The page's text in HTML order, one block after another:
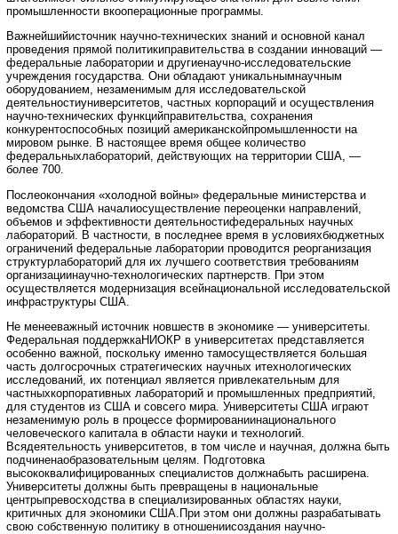
промышленности вкооперационные программы.
Важнейшийисточник научно-технических знаний и основной канал
проведения прямой политикиправительства в создании инноваций —
федеральные лаборатории и другиенаучно-исследовательские
учреждения государства. Они обладают уникальнымнаучным
оборудованием, незаменимым для исследовательской
деятельностиуниверситетов, частных корпораций и осуществления
научно-технических функцийправительства, сохранения
конкурентоспособных позиций американскойпромышленности на
мировом рынке. В настоящее время общее количество
федеральныхлабораторий, действующих на территории США, —
более 700.
Послеокончания «холодной войны» федеральные министерства и
ведомства США началиосуществление переоценки направлений,
объемов и эффективности деятельностифедеральных научных
лабораторий. В частности, в последнее время в условияхбюджетных
ограничений федеральные лаборатории проводится реорганизация
структурлабораторий для их лучшего соответствия требованиям
организациинаучно-технологических партнерств. При этом
осуществляется модернизация всейнациональной исследовательской
инфраструктуры США.
Не менееважный источник новшеств в экономике — университеты.
Федеральная поддержкаНИОКР в университетах представляется
особенно важной, поскольку именно тамосуществляется большая
часть долгосрочных стратегических научных итехнологических
исследований, их потенциал является привлекательным для
частныхкорпоративных лабораторий и промышленных предприятий,
для студентов из США и совсего мира. Университеты США играют
незаменимую роль в процессе формированиинационального
человеческого капитала в области науки и технологий.
Всядеятельность университетов, в том числе и научная, должна быть
подчиненаобразовательным целям. Подготовка
высококвалифицированных специалистов должнабыть расширена.
Университеты должны быть превращены в национальные
центрыпревосходства в специализированных областях науки,
критичных для экономики США.При этом они должны разрабатывать
свою собственную политику в отношениисоздания научно-